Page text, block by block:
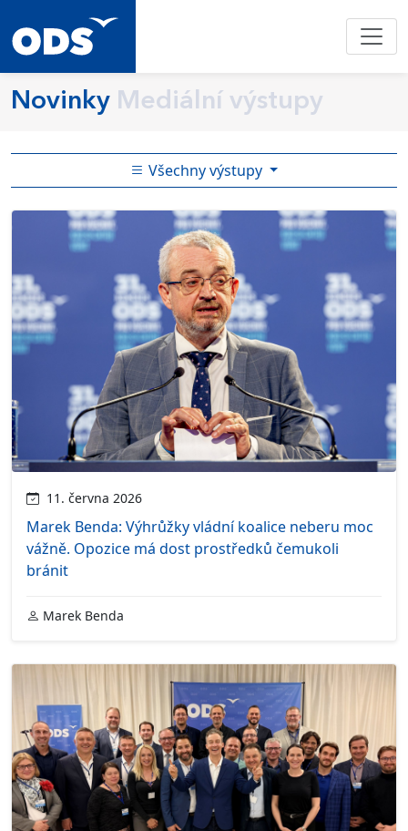
Novinky Mediální výstupy
Všechny výstupy
11. června 2026
Marek Benda: Výhrůžky vládní koalice neberu moc
vážně. Opozice má dost prostředků čemukoli
bránit
Marek Benda